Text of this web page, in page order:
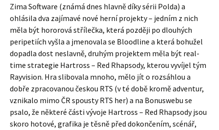
Zima Software (známá dnes hlavně díky sérii Polda) a
ohlásila dva zajímavé nové herní projekty – jedním z nich
měla být hororová střílečka, která později po dlouhých
peripetiích vyšla a jmenovala se Bloodline a která bohužel
dopadla dost neslavně, druhým projektem měla být real-
time strategie Hartross – Red Rhapsody, kterou vyvíjel tým
Rayvision. Hra slibovala mnoho, mělo jít o rozsáhlou a
dobře zpracovanou českou RTS (v té době kromě adventur,
vznikalo mimo ČR spousty RTS her) a na Bonuswebu se
psalo, že některé části vývoje Hartross – Red Rhapsody jsou
skoro hotové, grafika je těsně před dokončením, scénář,